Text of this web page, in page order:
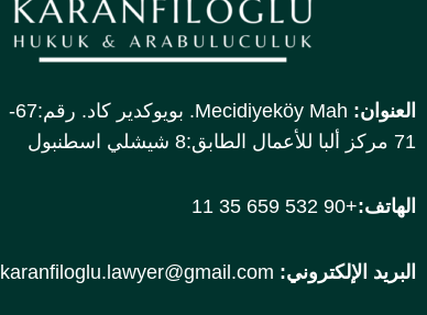
العنوان:
Mecidiyeköy Mah. بويوكدير كاد. رقم:67-
71 مركز ألبا للأعمال الطابق:8 شيشلي اسطنبول
الهاتف:+90 532 659 35 11
البريد الإلكتروني: karanfiloglu.lawyer@gmail.com